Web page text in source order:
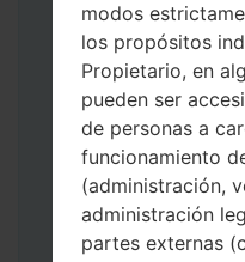
Descargue a su
Odin 3.
A
firmware.
Debe obtener 1
o 5 (si es archivo
AP: "Sistema y
CP: "Módem y
CSC _ ***: "País
modos
los propósitos
Propietario, en
pueden ser
de personas a
funcionamiento
(administración,
administración
partes externas